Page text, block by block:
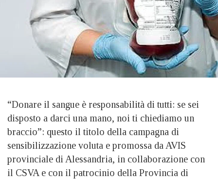
“Donare il sangue è responsabilità di tutti: se sei
disposto a darci una mano, noi ti chiediamo un
braccio”: questo il titolo della campagna di
sensibilizzazione voluta e promossa da AVIS
provinciale di Alessandria, in collaborazione con
il CSVA e con il patrocinio della Provincia di